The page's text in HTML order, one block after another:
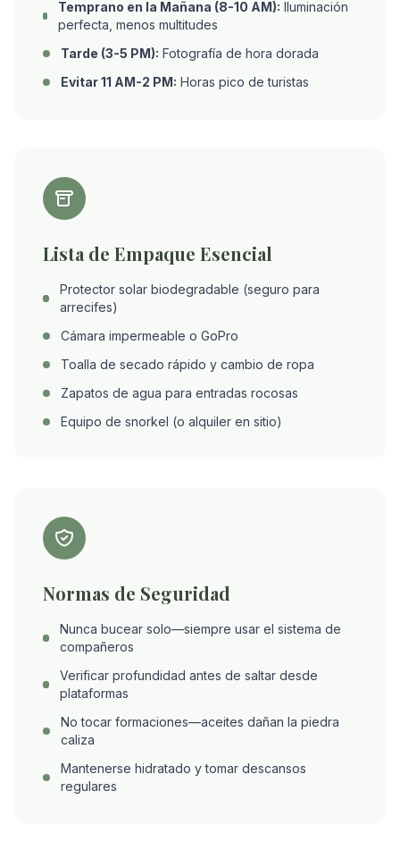
Temprano en la Mañana (8-10 AM): Iluminación
perfecta, menos multitudes
Tarde (3-5 PM): Fotografía de hora dorada
Evitar 11 AM-2 PM: Horas pico de turistas
Lista de Empaque Esencial
Protector solar biodegradable (seguro para
arrecifes)
Cámara impermeable o GoPro
Toalla de secado rápido y cambio de ropa
Zapatos de agua para entradas rocosas
Equipo de snorkel (o alquiler en sitio)
Normas de Seguridad
Nunca bucear solo—siempre usar el sistema de
compañeros
Verificar profundidad antes de saltar desde
plataformas
No tocar formaciones—aceites dañan la piedra
caliza
Mantenerse hidratado y tomar descansos
regulares